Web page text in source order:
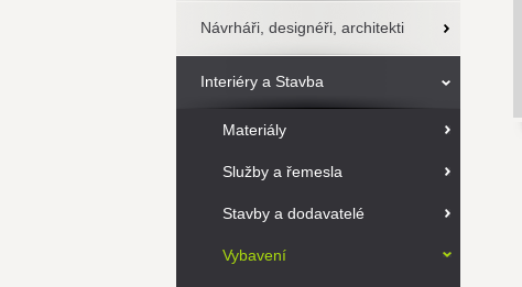
Návrháři, designéři, architekti
Interiéry a Stavba
Materiály
Služby a řemesla
Stavby a dodavatelé
Vybavení